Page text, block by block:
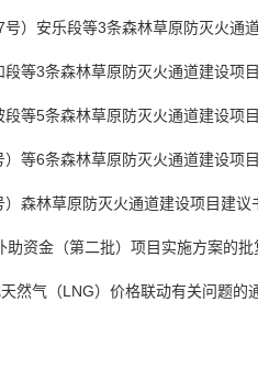
）安乐段等3条森林草原防灭火通
等3条森林草原防灭火通道建设项
等5条森林草原防灭火通道建设项
等6条森林草原防灭火通道建设项
森林草原防灭火通道建设项目建议
资金（第二批）项目实施方案的批
然气（LNG）价格联动有关问题的